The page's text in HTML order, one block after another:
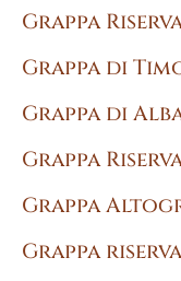
Grappa
Grappa di
Grappa di
Grappa
Grappa
Grappa